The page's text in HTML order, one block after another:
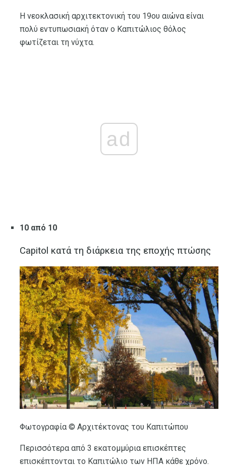
Η νεοκλασική αρχιτεκτονική του 19ου αιώνα είναι
πολύ εντυπωσιακή όταν ο Καπιτώλιος θόλος
φωτίζεται τη νύχτα.
ad
10 από 10
Capitol κατά τη διάρκεια της εποχής πτώσης
Φωτογραφία © Αρχιτέκτονας του Καπιτώπου
Περισσότερα από 3 εκατομμύρια επισκέπτες
επισκέπτονται το Καπιτώλιο των ΗΠΑ κάθε χρόνο.